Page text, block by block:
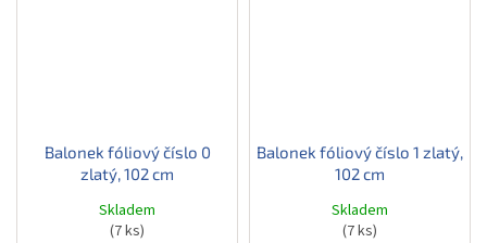
Balonek fóliový číslo 0
zlatý, 102 cm
Skladem
(7 ks)
Balonek fóliový číslo 1 zlatý,
102 cm
Skladem
(7 ks)